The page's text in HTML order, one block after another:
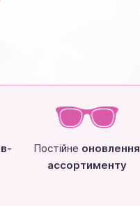
Постійне оновлення
ассортименту